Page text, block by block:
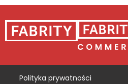
Polityka prywatności